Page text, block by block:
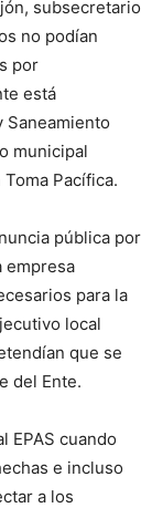
subsecretario
no podían
por
está
Saneamiento
municipal
Pacífica.
pública por
empresa
para la
local
que se
del Ente.
EPAS cuando
e incluso
a los